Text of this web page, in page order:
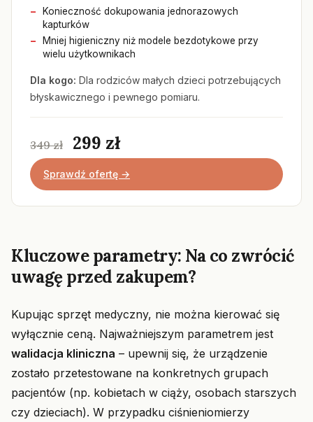
Konieczność dokupowania jednorazowych
kapturków
Mniej higieniczny niż modele bezdotykowe przy
wielu użytkownikach
Dla kogo: Dla rodziców małych dzieci potrzebujących
błyskawicznego i pewnego pomiaru.
349 zł 299 zł
Sprawdź ofertę →
Kluczowe parametry: Na co zwrócić
uwagę przed zakupem?
Kupując sprzęt medyczny, nie można kierować się
wyłącznie ceną. Najważniejszym parametrem jest
walidacja kliniczna – upewnij się, że urządzenie
zostało przetestowane na konkretnych grupach
pacjentów (np. kobietach w ciąży, osobach starszych
czy dzieciach). W przypadku ciśnieniomierzy